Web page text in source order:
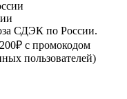
СДЭК по России.
с промокодом
пользователей)